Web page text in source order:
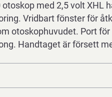
med 2,5 volt XHL
Vridbart fönster för
otoskophuvudet. Port för
Handtaget är försett